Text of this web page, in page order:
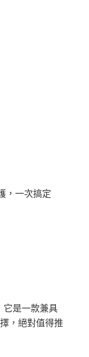
，一次搞定
它是一款兼具
，絕對值得推